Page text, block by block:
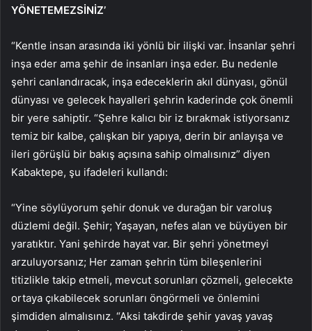
YÖNETEMEZSİNİZ’
“Kentle insan arasında iki yönlü bir ilişki var. İnsanlar şehri
inşa eder ama şehir de insanları inşa eder. Bu nedenle
şehri canlandıracak, inşa edeceklerin akıl dünyası, gönül
dünyası ve gelecek hayalleri şehrin kaderinde çok önemli
bir yere sahiptir. “Şehre kalıcı bir iz bırakmak istiyorsanız
temiz bir kalbe, çalışkan bir yapıya, derin bir anlayışa ve
ileri görüşlü bir bakış açısına sahip olmalısınız” diyen
Kabaktepe, şu ifadeleri kullandı:
“Yine söylüyorum şehir donuk ve durağan bir varoluş
düzlemi değil. Şehir; Yaşayan, nefes alan ve büyüyen bir
yaratıktır. Yani şehirde hayat var. Bir şehri yönetmeyi
arzuluyorsanız; Her zaman şehrin tüm bileşenlerini
titizlikle takip etmeli, mevcut sorunları çözmeli, gelecekte
ortaya çıkabilecek sorunları öngörmeli ve önlemini
şimdiden almalısınız. “Aksi takdirde şehir yavaş yavaş